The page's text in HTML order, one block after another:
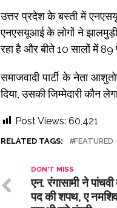
उत्तर प्रदेश के बस्ती में
एनएसयूआई के लोगों ने झालमुड़ी
रहा है और बीते 10 सालों में
समाजवादी पार्टी के नेता
दिया, उसकी जिम्मेदारी कौन
Post Views: 60,421
RELATED TAGS: FEATURED
DON'T MISS
एन. रंगासामी ने
पद की शपथ, ए